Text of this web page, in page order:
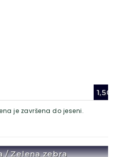
1,50
je završena do jeseni.
/ Zelena zebra